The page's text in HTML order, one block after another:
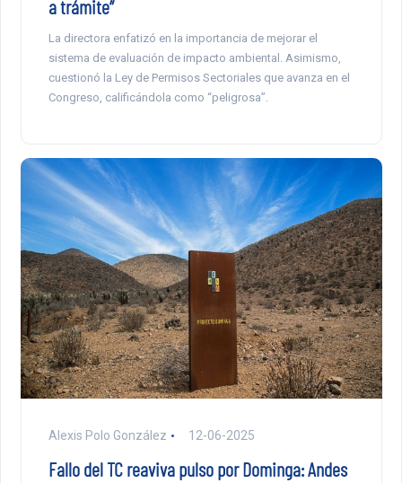
a trámite”
La directora enfatizó en la importancia de mejorar el
sistema de evaluación de impacto ambiental. Asimismo,
cuestionó la Ley de Permisos Sectoriales que avanza en el
Congreso, calificándola como “peligrosa”.
Alexis Polo González 12-06-2025
Fallo del TC reaviva pulso por Dominga: Andes